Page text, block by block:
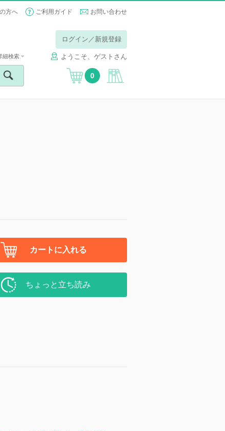
方へ ご利用ガイド お問い合わせ
ログイン／新規登録
ようこそ、ゲストさん
細検索
0
カートに入れる
ちょっと立ち読み